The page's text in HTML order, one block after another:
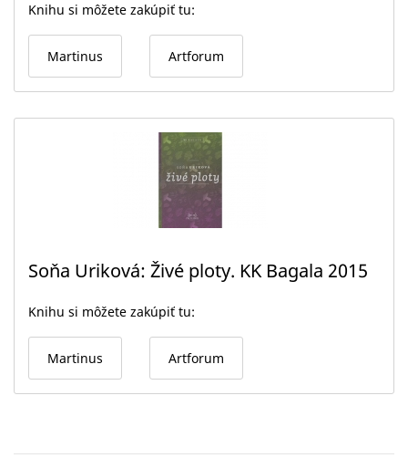
Knihu si môžete zakúpiť tu:
Martinus Artforum
Soňa Uriková: Živé ploty. KK Bagala 2015
Knihu si môžete zakúpiť tu:
Martinus Artforum